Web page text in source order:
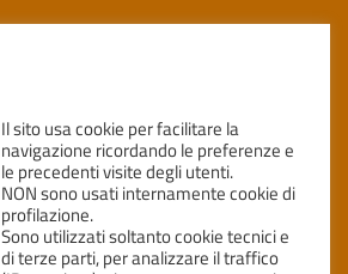
Il sito usa cookie per facilitare la
navigazione ricordando le preferenze e
le precedenti visite degli utenti.
NON sono usati internamente cookie di
profilazione.
Sono utilizzati soltanto cookie tecnici e
di terze parti, per analizzare il traffico